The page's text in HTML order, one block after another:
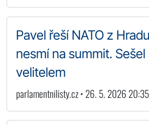
Pavel řeší NATO z
nesmí na summit. Sešel
velitelem
parlamentnilisty.cz • 26. 5. 2026 20:35